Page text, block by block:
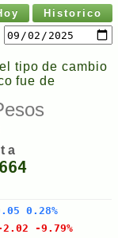
Historico
el tipo de cambio
fue de
0.28%
-9.79%